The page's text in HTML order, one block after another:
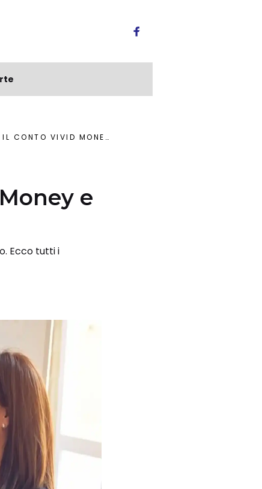
E SCOPRI L’OFFERTA
e
Ecco tutti i